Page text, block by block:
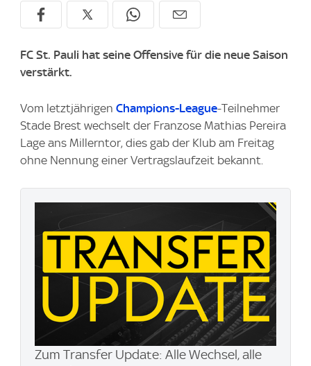
FC St. Pauli hat seine Offensive für die neue Saison
verstärkt.
Vom letztjährigen Champions-League-Teilnehmer
Stade Brest wechselt der Franzose Mathias Pereira
Lage ans Millerntor, dies gab der Klub am Freitag
ohne Nennung einer Vertragslaufzeit bekannt.
Zum Transfer Update: Alle Wechsel, alle